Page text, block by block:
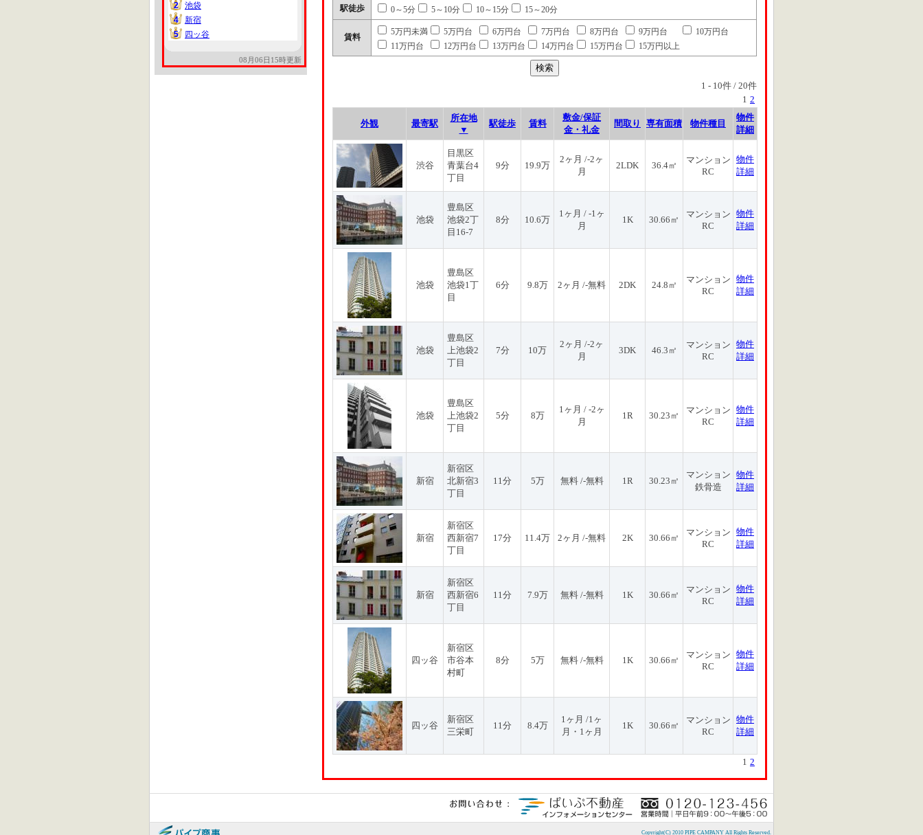
2
2
池袋
4
4
新宿
5
5 四ッ谷
08月06日15時更新
駅徒歩 0～5分 5～10分 10～15分 15～20分
賃料
5万円未満 5万円台 6万円台 7万円台 8万円台 9万円台
10万円台
11万円台
12万円台 13万円台 14万円台 15万円台 15万円以上
1 - 10件 / 20件
1 2
外観 最寄駅
所在地
▼
駅徒歩 賃料
敷金/保証
金・礼金
間取り 専有面積 物件種目
物件
詳細
渋谷
目黒区
青葉台4
丁目
9分 19.9万
2ヶ月 /-2ヶ
月
2LDK 36.4㎡
マンション
RC
物件
詳細
池袋
豊島区
池袋2丁
目16-7
8分 10.6万
1ヶ月 / -1ヶ
月
1K 30.66㎡
マンション
RC
物件
詳細
池袋
豊島区
池袋1丁
目
6分 9.8万 2ヶ月 /-無料 2DK 24.8㎡
マンション
RC
物件
詳細
池袋
豊島区
上池袋2
丁目
7分 10万
2ヶ月 /-2ヶ
月
3DK 46.3㎡
マンション
RC
物件
詳細
池袋
豊島区
上池袋2
丁目
5分 8万
1ヶ月 / -2ヶ
月
1R 30.23㎡
マンション
RC
物件
詳細
新宿
新宿区
北新宿3
丁目
11分 5万 無料 /-無料 1R 30.23㎡
マンション
鉄骨造
物件
詳細
新宿
新宿区
西新宿7
丁目
17分 11.4万 2ヶ月 /-無料 2K 30.66㎡
マンション
RC
物件
詳細
新宿
新宿区
西新宿6
丁目
11分 7.9万 無料 /-無料 1K 30.66㎡
マンション
RC
物件
詳細
四ッ谷
新宿区
市谷本
村町
8分 5万 無料 /-無料 1K 30.66㎡
マンション
RC
物件
詳細
四ッ谷
新宿区
三栄町
11分 8.4万
1ヶ月 /1ヶ
月・1ヶ月
1K 30.66㎡
マンション
RC
物件
詳細
1 2
Copyright(C) 2010 PIPE CAMPANY All Rights Reserved.